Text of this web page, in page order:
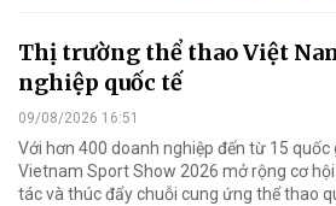
Thị trường thể thao Việt
nghiệp quốc tế
09/08/2026 16:51
Với hơn 400 doanh nghiệp đến từ 15 quốc
Vietnam Sport Show 2026 mở rộng cơ
tác và thúc đẩy chuỗi cung ứng thể thao